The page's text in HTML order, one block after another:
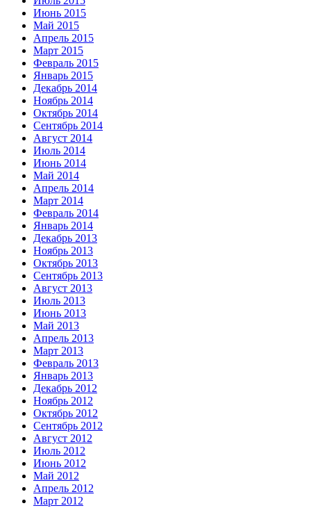
Июнь 2015
Май 2015
Апрель 2015
Март 2015
Февраль 2015
Январь 2015
Декабрь 2014
Ноябрь 2014
Октябрь 2014
Сентябрь 2014
Август 2014
Июль 2014
Июнь 2014
Май 2014
Апрель 2014
Март 2014
Февраль 2014
Январь 2014
Декабрь 2013
Ноябрь 2013
Октябрь 2013
Сентябрь 2013
Август 2013
Июль 2013
Июнь 2013
Май 2013
Апрель 2013
Март 2013
Февраль 2013
Январь 2013
Декабрь 2012
Ноябрь 2012
Октябрь 2012
Сентябрь 2012
Август 2012
Июль 2012
Июнь 2012
Май 2012
Апрель 2012
Март 2012